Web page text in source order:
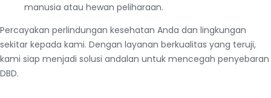
manusia atau hewan peliharaan.
Percayakan perlindungan kesehatan Anda dan lingkungan
sekitar kepada kami. Dengan layanan berkualitas yang teruji,
kami siap menjadi solusi andalan untuk mencegah penyebaran
DBD.